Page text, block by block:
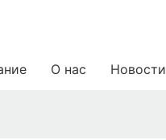
О нас Новости